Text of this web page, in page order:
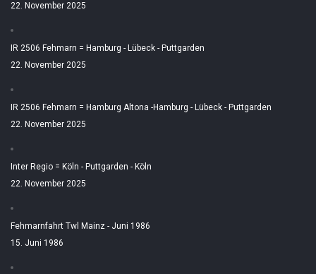
22. November 2025
IR 2506 Fehmarn = Hamburg - Lübeck - Puttgarden
22. November 2025
IR 2506 Fehmarn = Hamburg Altona -Hamburg - Lübeck - Puttgarden
22. November 2025
Inter Regio = Köln - Puttgarden - Köln
22. November 2025
Fehmarnfahrt Twl Mainz - Juni 1986
15. Juni 1986